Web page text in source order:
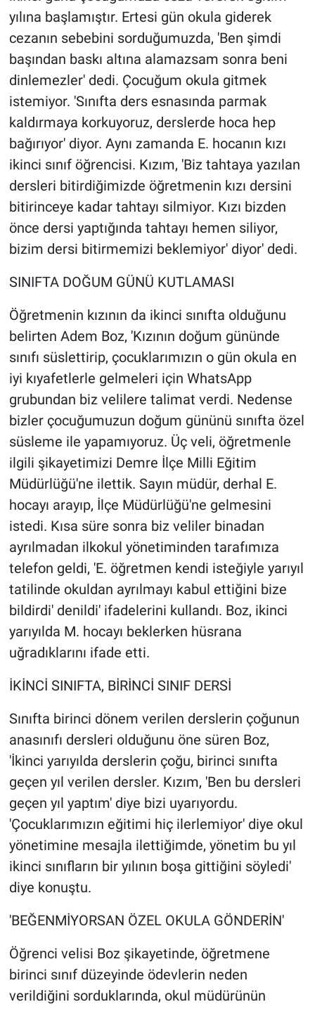
yılına başlamıştır. Ertesi gün okula giderek
cezanın sebebini sorduğumuzda, 'Ben şimdi
başından baskı altına alamazsam sonra beni
dinlemezler' dedi. Çocuğum okula gitmek
istemiyor. 'Sınıfta ders esnasında parmak
kaldırmaya korkuyoruz, derslerde hoca hep
bağırıyor' diyor. Aynı zamanda E. hocanın kızı
ikinci sınıf öğrencisi. Kızım, 'Biz tahtaya yazılan
dersleri bitirdiğimizde öğretmenin kızı dersini
bitirinceye kadar tahtayı silmiyor. Kızı bizden
önce dersi yaptığında tahtayı hemen siliyor,
bizim dersi bitirmemizi beklemiyor' diyor' dedi.
SINIFTA DOĞUM GÜNÜ KUTLAMASI
Öğretmenin kızının da ikinci sınıfta olduğunu
belirten Adem Boz, 'Kızının doğum gününde
sınıfı süslettirip, çocuklarımızın o gün okula en
iyi kıyafetlerle gelmeleri için WhatsApp
grubundan biz velilere talimat verdi. Nedense
bizler çocuğumuzun doğum gününü sınıfta özel
süsleme ile yapamıyoruz. Üç veli, öğretmenle
ilgili şikayetimizi Demre İlçe Milli Eğitim
Müdürlüğü'ne ilettik. Sayın müdür, derhal E.
hocayı arayıp, İlçe Müdürlüğü'ne gelmesini
istedi. Kısa süre sonra biz veliler binadan
ayrılmadan ilkokul yönetiminden tarafımıza
telefon geldi, 'E. öğretmen kendi isteğiyle yarıyıl
tatilinde okuldan ayrılmayı kabul ettiğini bize
bildirdi' denildi' ifadelerini kullandı. Boz, ikinci
yarıyılda M. hocayı beklerken hüsrana
uğradıklarını ifade etti.
İKİNCİ SINIFTA, BİRİNCİ SINIF DERSİ
Sınıfta birinci dönem verilen derslerin çoğunun
anasınıfı dersleri olduğunu öne süren Boz,
'İkinci yarıyılda derslerin çoğu, birinci sınıfta
geçen yıl verilen dersler. Kızım, 'Ben bu dersleri
geçen yıl yaptım' diye bizi uyarıyordu.
'Çocuklarımızın eğitimi hiç ilerlemiyor' diye okul
yönetimine mesajla ilettiğimde, yönetim bu yıl
ikinci sınıfların bir yılının boşa gittiğini söyledi'
diye konuştu.
'BEĞENMİYORSAN ÖZEL OKULA GÖNDERİN'
Öğrenci velisi Boz şikayetinde, öğretmene
birinci sınıf düzeyinde ödevlerin neden
verildiğini sorduklarında, okul müdürünün